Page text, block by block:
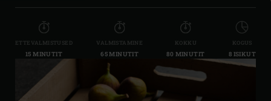
ETTEVALMISTUSED
15 MINUTIT
VALMISTAMINE
65 MINUTIT
KOKKU
80 MINUTIT
KOGUS
8 ISIKUT